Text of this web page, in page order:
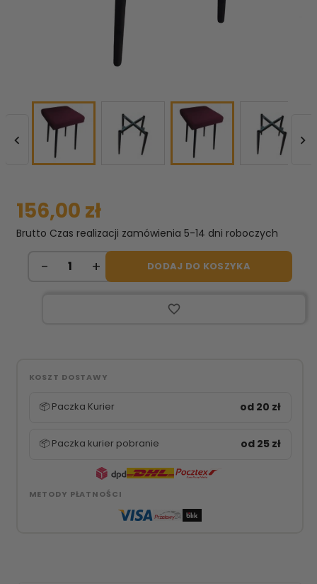
 
156,00 zł
Brutto Czas realizacji zamówienia 5-14 dni roboczych
DODAJ DO KOSZYKA
favorite_border
KOSZT DOSTAWY
📦 Paczka Kurier od 20 zł
📦 Paczka kurier pobranie od 25 zł
METODY PŁATNOŚCI